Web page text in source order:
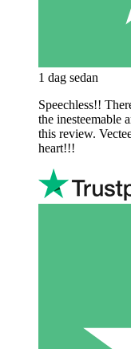
1 dag sedan
Speechless!!
the inesteemable
this review.
heart!!!